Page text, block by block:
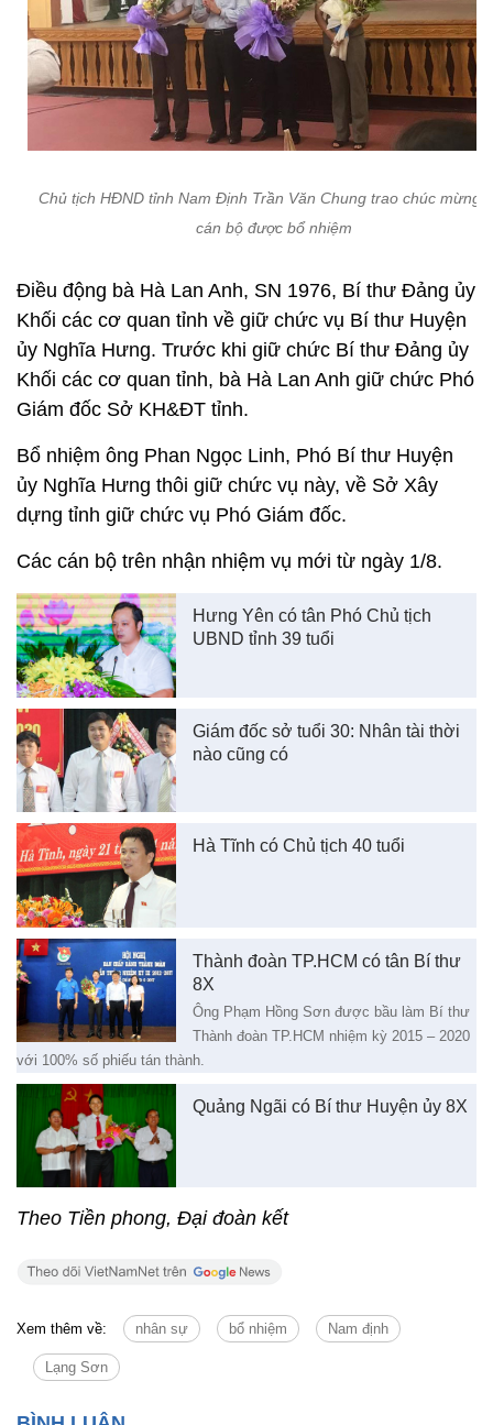
Chủ tịch HĐND tỉnh Nam Định Trần Văn Chung trao chúc mừng
cán bộ được bổ nhiệm
Điều động bà Hà Lan Anh, SN 1976, Bí thư Đảng ủy
Khối các cơ quan tỉnh về giữ chức vụ Bí thư Huyện
ủy Nghĩa Hưng. Trước khi giữ chức Bí thư Đảng ủy
Khối các cơ quan tỉnh, bà Hà Lan Anh giữ chức Phó
Giám đốc Sở KH&ĐT tỉnh.
Bổ nhiệm ông Phan Ngọc Linh, Phó Bí thư Huyện
ủy Nghĩa Hưng thôi giữ chức vụ này, về Sở Xây
dựng tỉnh giữ chức vụ Phó Giám đốc.
Các cán bộ trên nhận nhiệm vụ mới từ ngày 1/8.
Hưng Yên có tân Phó Chủ tịch
UBND tỉnh 39 tuổi
Giám đốc sở tuổi 30: Nhân tài thời
nào cũng có
Hà Tĩnh có Chủ tịch 40 tuổi
Thành đoàn TP.HCM có tân Bí thư
8X
Ông Phạm Hồng Sơn được bầu làm Bí thư
Thành đoàn TP.HCM nhiệm kỳ 2015 – 2020
với 100% số phiếu tán thành.
Quảng Ngãi có Bí thư Huyện ủy 8X
Theo Tiền phong, Đại đoàn kết
Xem thêm về: nhân sự bổ nhiệm Nam định
Lạng Sơn